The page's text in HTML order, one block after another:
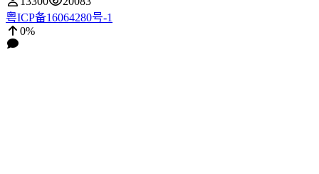
粤ICP备16064280号-1
0%